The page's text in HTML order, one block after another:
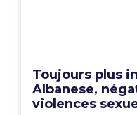
Toujours plus
Albanese,
violences